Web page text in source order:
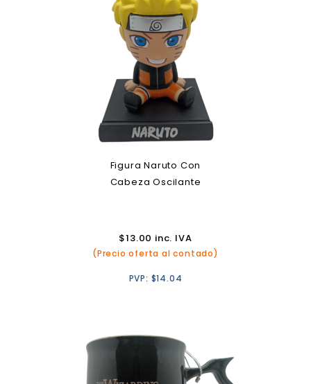
Figura Naruto Con
Cabeza Oscilante
$13.00 inc. IVA
(Precio oferta al contado)
PVP: $14.04